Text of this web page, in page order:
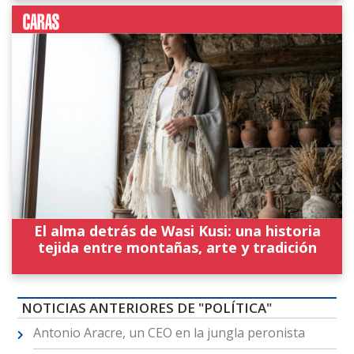
El alma detrás de Wasi Kusi: una historia
tejida entre montañas, arte y tradición
NOTICIAS ANTERIORES DE "POLÍTICA"
Antonio Aracre, un CEO en la jungla peronista